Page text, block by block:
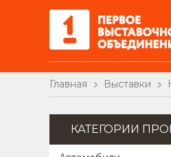
Главная Выставки
КАТЕГОРИИ